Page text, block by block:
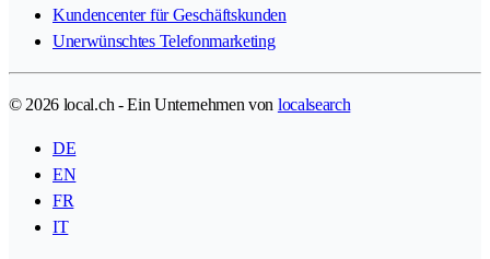
Kundencenter für Geschäftskunden
Unerwünschtes Telefonmarketing
© 2026 local.ch - Ein Unternehmen von localsearch
DE
EN
FR
IT